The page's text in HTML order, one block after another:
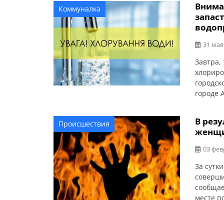
Коммуналка
31
Завтра,
городе
В
с
Происшествия
В
03
За
месте